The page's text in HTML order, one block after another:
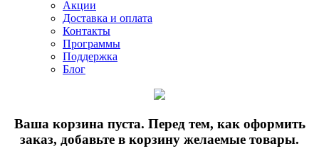
Акции
Доставка и оплата
Контакты
Программы
Поддержка
Блог
Ваша корзина пуста. Перед тем, как оформить
заказ, добавьте в корзину желаемые товары.